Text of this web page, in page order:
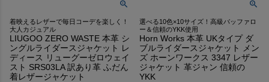
着映えるレザーで毎日コーデを楽しく！
大人カジュアル
LIUGOO ZERO WASTE 本革 シ
ングルライダースジャケット レ
ディース リューグーゼロウェイ
スト SRS03LA 訳あり革 ふだん
着レザージャケット
選べる10色×10サイズ！高級バッファロ
ー＆信頼のYKK使用
Horn Works 本革 UKタイプ ダ
ブルライダースジャケット メン
ズ ホーンワークス 3347 レザー
ジャケット 革ジャン 信頼の
YKK